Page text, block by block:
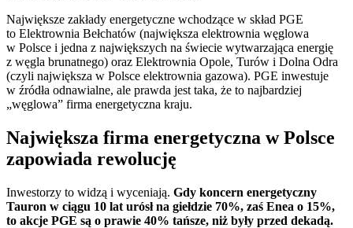
Największe zakłady energetyczne wchodzące w skład PGE
to Elektrownia Bełchatów (największa elektrownia węglowa
w Polsce i jedna z największych na świecie wytwarzająca energię
z węgla brunatnego) oraz Elektrownia Opole, Turów i Dolna Odra
(czyli największa w Polsce elektrownia gazowa). PGE inwestuje
w źródła odnawialne, ale prawda jest taka, że to najbardziej
„węglowa” firma energetyczna kraju.
Największa firma energetyczna w Polsce
zapowiada rewolucję
Inwestorzy to widzą i wyceniają. Gdy koncern energetyczny
Tauron w ciągu 10 lat urósł na giełdzie 70%, zaś Enea o 15%,
to akcje PGE są o prawie 40% tańsze, niż były przed dekadą.